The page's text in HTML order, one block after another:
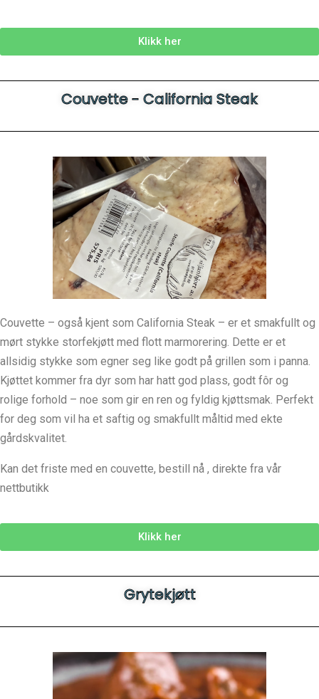
Klikk her
Couvette - California Steak
Couvette – også kjent som California Steak – er et smakfullt og
mørt stykke storfekjøtt med flott marmorering. Dette er et
allsidig stykke som egner seg like godt på grillen som i panna.
Kjøttet kommer fra dyr som har hatt god plass, godt fôr og
rolige forhold – noe som gir en ren og fyldig kjøttsmak. Perfekt
for deg som vil ha et saftig og smakfullt måltid med ekte
gårdskvalitet.
Kan det friste med en couvette, bestill nå , direkte fra vår
nettbutikk
Klikk her
Grytekjøtt